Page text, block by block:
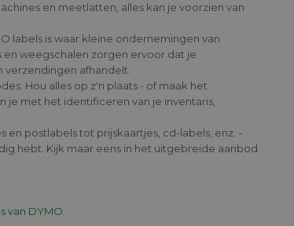
en meetlatten, alles kan je voorzien van
labels is waar kleine ondernemingen van
weegschalen zorgen ervoor dat je
afhandelt.
Hou alles op z'n plaats - of maak het
je met het identificeren van je inventaris,
en postlabels tot prijskaartjes, cd-labels, enz. -
hebt. Kijk maar eens in het uitgebreide aanbod
van DYMO.
Tape Zwart Op
12mm x 8m
€ 23.55
Labelwriter 550